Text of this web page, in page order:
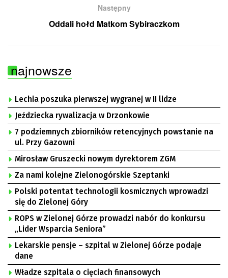
Następny
Oddali hołd Matkom Sybiraczkom
najnowsze
Lechia poszuka pierwszej wygranej w II lidze
Jeździecka rywalizacja w Drzonkowie
7 podziemnych zbiorników retencyjnych powstanie na
ul. Przy Gazowni
Mirosław Gruszecki nowym dyrektorem ZGM
Za nami kolejne Zielonogórskie Szeptanki
Polski potentat technologii kosmicznych wprowadzi
się do Zielonej Góry
ROPS w Zielonej Górze prowadzi nabór do konkursu
„Lider Wsparcia Seniora”
Lekarskie pensje – szpital w Zielonej Górze podaje
dane
Władze szpitala o cięciach finansowych